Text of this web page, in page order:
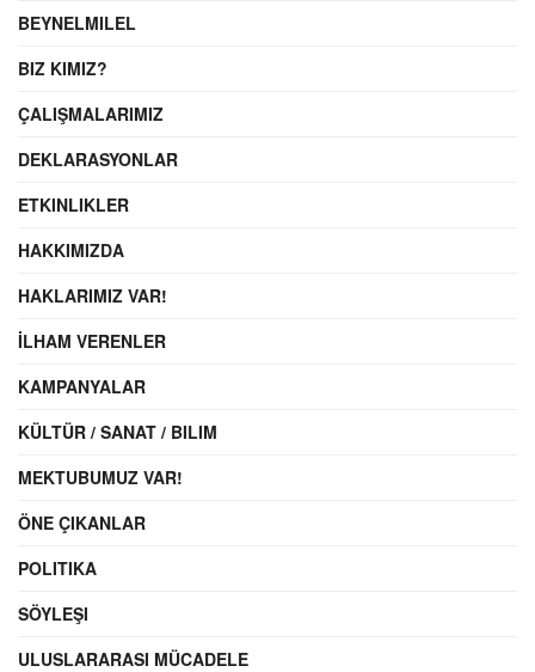
BEYNELMILEL
BIZ KIMIZ?
ÇALIŞMALARIMIZ
DEKLARASYONLAR
ETKINLIKLER
HAKKIMIZDA
HAKLARIMIZ VAR!
İLHAM VERENLER
KAMPANYALAR
KÜLTÜR / SANAT / BILIM
MEKTUBUMUZ VAR!
ÖNE ÇIKANLAR
POLITIKA
SÖYLEŞI
ULUSLARARASI MÜCADELE